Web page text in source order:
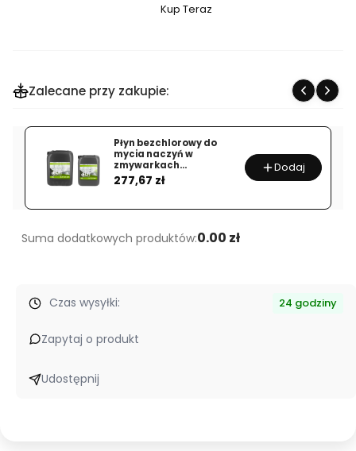
Szybki
płynie
DOMI
LUX
Kup Teraz
Zalecane przy zakupie:
Płyn bezchlorowy do
mycia naczyń w
zmywarkach
gastronomicznych ELIT
501
Cena
277,67 zł
Dodaj
Suma dodatkowych produktów:0.00 zł
Czas wysyłki: 24 godziny
Zapytaj o produkt
Udostępnij